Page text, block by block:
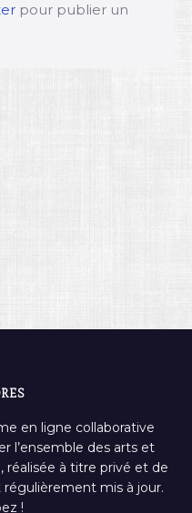
pour publier un
en ligne collaborative
l’ensemble des arts et
réalisée à titre privé et de
mis à jour.
!